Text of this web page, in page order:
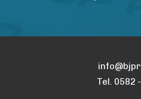
Tel. 0582